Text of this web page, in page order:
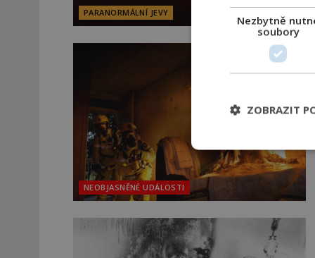
PARANORMÁLNÍ JEVY
NEOBJASNĚNÉ UDÁLOSTI
Nezbytně
soubory
ZOBRAZIT